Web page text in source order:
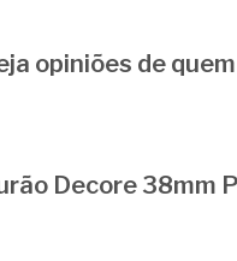
opiniões de
Decore 38mm